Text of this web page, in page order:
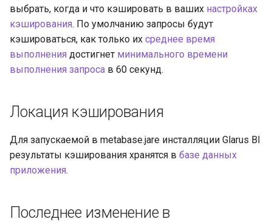
выбрать, когда и что кэшировать в ваших настройках
кэширования. По умолчанию запросы будут
кэшироваться, как только их среднее время
выполнения достигнет минимального времени
выполнения запроса в 60 секунд.
Локация кэширования
Для запускаемой в metabase.jarе инсталляции Glarus BI
результаты кэширования хранятся в базе данных
приложения.
Последнее изменение в